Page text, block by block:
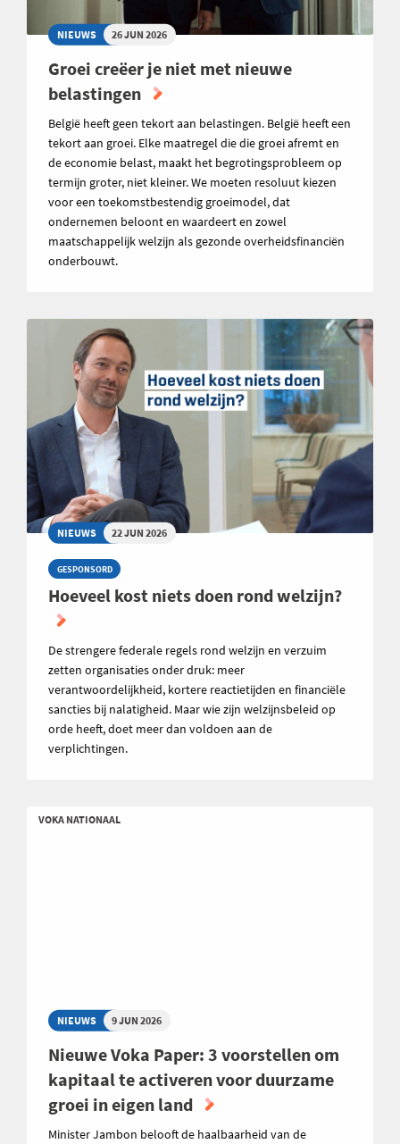
NIEUWS 26 JUN 2026
Groei creëer je niet met nieuwe
belastingen
België heeft geen tekort aan belastingen. België heeft een
tekort aan groei. Elke maatregel die die groei afremt en
de economie belast, maakt het begrotingsprobleem op
termijn groter, niet kleiner. We moeten resoluut kiezen
voor een toekomstbestendig groeimodel, dat
ondernemen beloont en waardeert en zowel
maatschappelijk welzijn als gezonde overheidsfinanciën
onderbouwt.
NIEUWS 22 JUN 2026
GESPONSORD
Hoeveel kost niets doen rond welzijn?
De strengere federale regels rond welzijn en verzuim
zetten organisaties onder druk: meer
verantwoordelijkheid, kortere reactietijden en financiële
sancties bij nalatigheid. Maar wie zijn welzijnsbeleid op
orde heeft, doet meer dan voldoen aan de
verplichtingen.
VOKA NATIONAAL
NIEUWS 9 JUN 2026
Nieuwe Voka Paper: 3 voorstellen om
kapitaal te activeren voor duurzame
groei in eigen land
Minister Jambon belooft de haalbaarheid van de